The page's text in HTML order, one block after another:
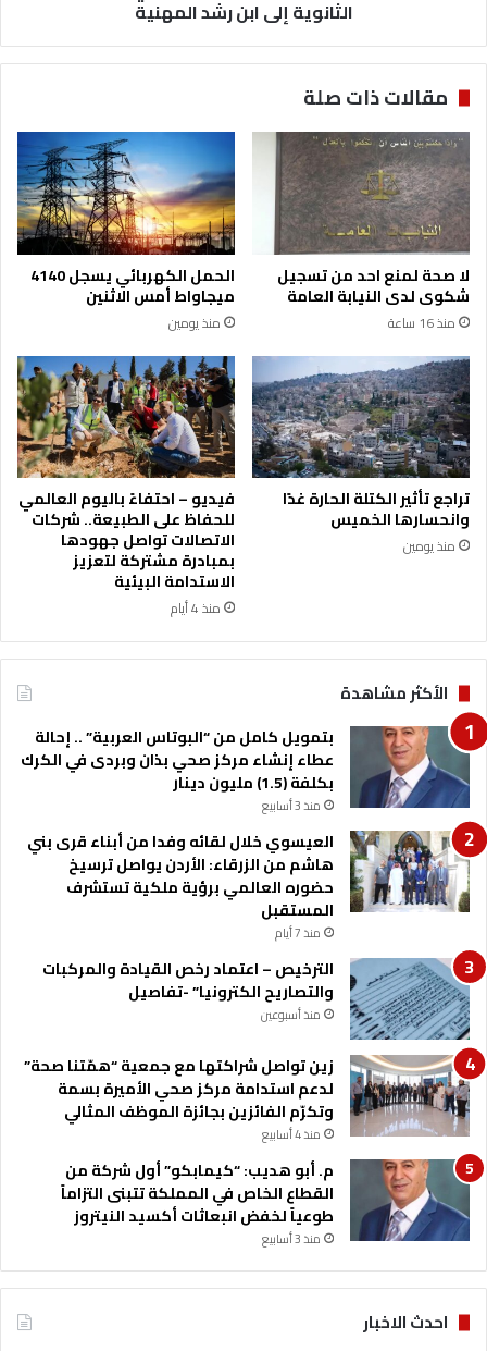
ل
ر
د
ه
و
ا
ل
د
و
ي
ر
ي
ف
و
ق
ل
ط
ل
ب
ة
"
ا
ل
ص
ن
ا
ع
ي
"
م
ن
ح
ا
ل
ث
ن
و
ي
ة
إ
ل
ى
ب
ن
ر
ش
د
ا
ل
م
ه
ن
ي
الثانوية إلى ابن رشد المهنية
مقالات ذات صلة
لا صحة لمنع احد من تسجيل
شكوى لدى النيابة العامة
منذ 16 ساعة
الحمل الكهربائي يسجل 4140
ميجاواط أمس الاثنين
منذ يومين
تراجع تأثير الكتلة الحارة غدًا
وانحسارها الخميس
منذ يومين
فيديو – احتفاءً باليوم العالمي
للحفاظ على الطبيعة.. شركات
الاتصالات تواصل جهودها
بمبادرة مشتركة لتعزيز
الاستدامة البيئية
منذ 4 أيام
الأكثر مشاهدة
بتمويل كامل من “البوتاس العربية” .. إحالة
عطاء إنشاء مركز صحي بذان وبردى في الكرك
بكلفة (1.5) مليون دينار
منذ 3 أسابيع
العيسوي خلال لقائه وفدا من أبناء قرى بني
هاشم من الزرقاء: الأردن يواصل ترسيخ
حضوره العالمي برؤية ملكية تستشرف
المستقبل
منذ 7 أيام
الترخيص – اعتماد رخص القيادة والمركبات
والتصاريح الكترونيا” -تفاصيل
منذ أسبوعين
زين تواصل شراكتها مع جمعية “همّتنا صحة”
لدعم استدامة مركز صحي الأميرة بسمة
وتكرّم الفائزين بجائزة الموظف المثالي
منذ 4 أسابيع
م. أبو هديب: “كيمابكو” أول شركة من
القطاع الخاص في المملكة تتبنى التزاماً
طوعياً لخفض انبعاثات أكسيد النيتروز
منذ 3 أسابيع
احدث الاخبار